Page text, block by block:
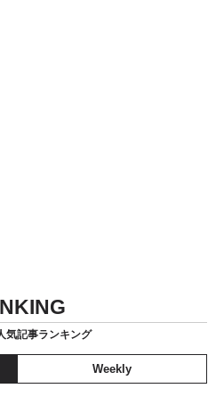
気記事ランキング
Weekly